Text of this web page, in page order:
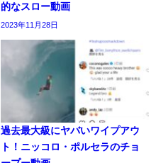
的なスロー動画
2023年11月28日
過去最大級にヤバいワイプアウ
ト！ニッコロ・ポルセラのチョ